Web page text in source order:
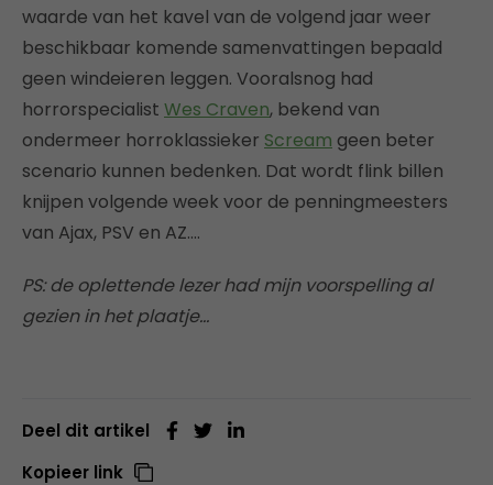
waarde van het kavel van de volgend jaar weer
beschikbaar komende samenvattingen bepaald
geen windeieren leggen. Vooralsnog had
horrorspecialist Wes Craven, bekend van
ondermeer horroklassieker Scream geen beter
scenario kunnen bedenken. Dat wordt flink billen
knijpen volgende week voor de penningmeesters
van Ajax, PSV en AZ….
PS: de oplettende lezer had mijn voorspelling al
gezien in het plaatje…
Deel dit artikel
Kopieer link